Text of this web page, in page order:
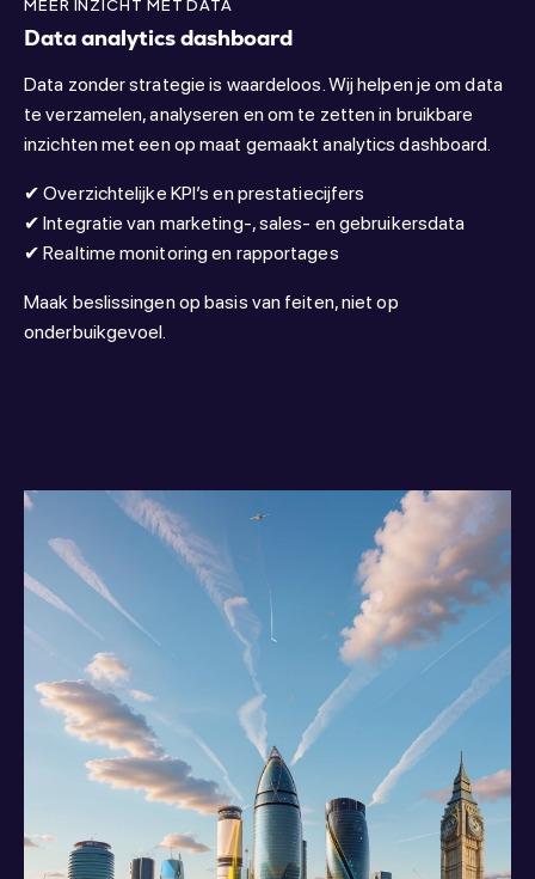
MEER INZICHT MET DATA
Data analytics dashboard
Data zonder strategie is waardeloos. Wij helpen je om data
te verzamelen, analyseren en om te zetten in bruikbare
inzichten met een op maat gemaakt analytics dashboard.
✔ Overzichtelijke KPI’s en prestatiecijfers
✔ Integratie van marketing-, sales- en gebruikersdata
✔ Realtime monitoring en rapportages
Maak beslissingen op basis van feiten, niet op
onderbuikgevoel.